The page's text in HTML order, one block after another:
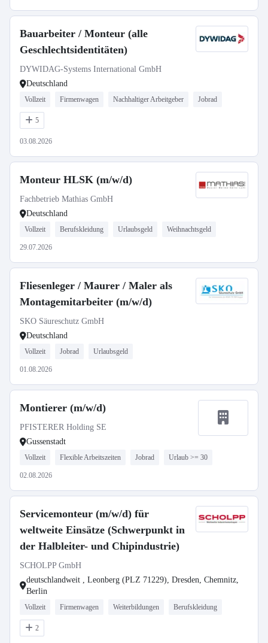
Bauarbeiter / Monteur (alle
Geschlechtsidentitäten)
DYWIDAG-Systems International GmbH
Deutschland
Vollzeit Firmenwagen Nachhaltiger Arbeitgeber Jobrad
5
03.08.2026
Monteur HLSK (m/w/d)
Fachbetrieb Mathias GmbH
Deutschland
Vollzeit Berufskleidung Urlaubsgeld Weihnachtsgeld
29.07.2026
Fliesenleger / Maurer / Maler als
Montagemitarbeiter (m/w/d)
SKO Säureschutz GmbH
Deutschland
Vollzeit Jobrad Urlaubsgeld
01.08.2026
Montierer (m/w/d)
PFISTERER Holding SE
Gussenstadt
Vollzeit Flexible Arbeitszeiten Jobrad Urlaub >= 30
02.08.2026
Servicemonteur (m/w/d) für
weltweite Einsätze (Schwerpunkt in
der Halbleiter- und Chipindustrie)
SCHOLPP GmbH
deutschlandweit , Leonberg (PLZ 71229), Dresden, Chemnitz,
Berlin
Vollzeit Firmenwagen Weiterbildungen Berufskleidung
2